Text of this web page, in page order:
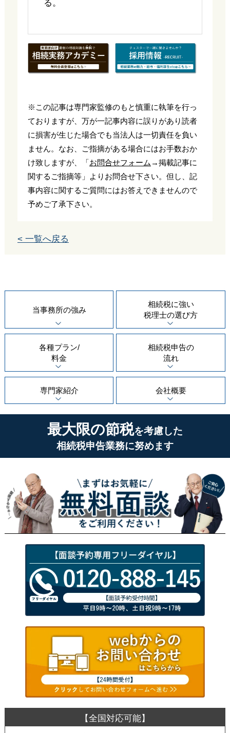
る。
※この記事は専門家監修のもと慎重に執筆を行っ
ておりますが、万が一記事内容に誤りがあり読者
に損害が生じた場合でも当法人は一切責任を負い
ません。なお、ご指摘がある場合にはお手数おか
け致しますが、「 お問合せフォーム →掲載記事に
関するご指摘等」よりお問合せ下さい。但し、記
事内容に関するご質問にはお答えできませんので
予めご了承下さい。
< 一覧へ戻る
当事務所の強み
相続税に強い
税理士の選び方
各種プラン/
料金
相続税申告の
流れ
専門家紹介 会社概要
最大限の節税を考慮した
相続税申告業務に努めます